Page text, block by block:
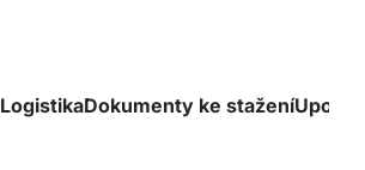
LogistikaDokumenty ke stažení